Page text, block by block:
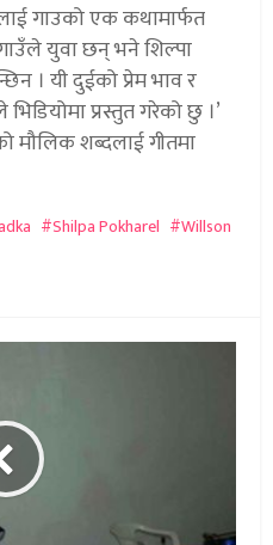
गाउको एक कथामार्फत
युवा छन् भने शिल्पा
। यी दुईको प्रेम भाव र
प्रस्तुत गरेको छु ।’
मौलिक शब्दलाई गीतमा
Shilpa Pokharel
Willson